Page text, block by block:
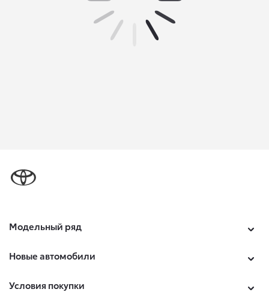
Модельный ряд
Новые автомобили
Условия покупки